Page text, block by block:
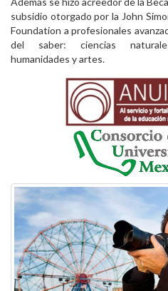
subsidio otorgado por la John
Foundation a profesionales
del saber: ciencias
humanidades y artes.